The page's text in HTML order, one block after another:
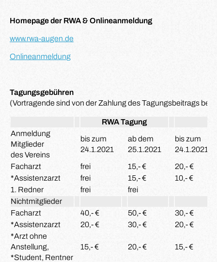
Homepage der RWA & Onlineanmeldung
www.rwa-augen.de
Onlineanmeldung
Tagungsgebühren
(Vortragende sind von der Zahlung des Tagungsbeitrags
RWA Tagung
Anmeldung
Mitglieder
des Vereins
bis zum
24.1.2021
ab dem
25.1.2021
bis zum
24.1.2021
Facharzt frei 15,- €
20,- €
*Assistenzarzt
frei 15,- €
10,- €
1. Redner
frei
frei
Nichtmitglieder
Facharzt
40,- € 50,- €
30,- €
*Assistenzarzt
20,- € 30,- €
20,- €
*Arzt ohne
Anstellung,
*Student, Rentner
15,- € 20,- € 15,- €